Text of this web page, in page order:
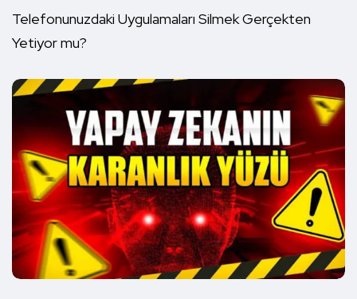
Telefonunuzdaki Uygulamaları Silmek Gerçekten
Yetiyor mu?